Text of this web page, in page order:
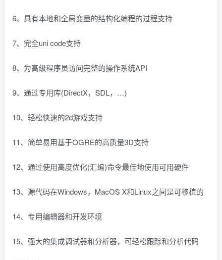
6、具有本地和全局变量的结构化编程的过程支持
7、完全uni code支持
8、为高级程序员访问完整的操作系统API
9、通过专用库(DirectX，SDL，…)
10、轻松快速的2d游戏支持
11、简单易用基于OGRE的高质量3D支持
12、通过使用高度优化(汇编)命令最佳地使用可用硬件
13、源代码在Windows，MacOS X和Linux之间是可移植的
14、专用编辑器和开发环境
15、强大的集成调试器和分析器，可轻松跟踪和分析代码